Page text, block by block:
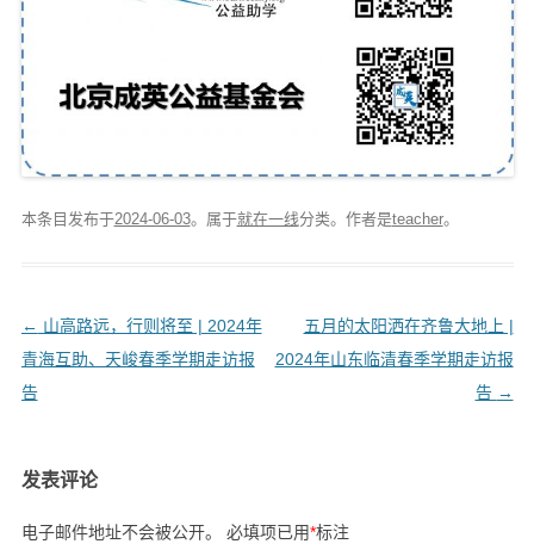
本条目发布于2024-06-03。属于就在一线分类。 作者是teacher。
文
章
导
← 山高路远，行则将至 | 2024年
青海互助、天峻春季学期走访报
告
五月的太阳洒在齐鲁大地上 |
2024年山东临清春季学期走访报
告 →
发表评论
电子邮件地址不会被公开。 必填项已用*标注